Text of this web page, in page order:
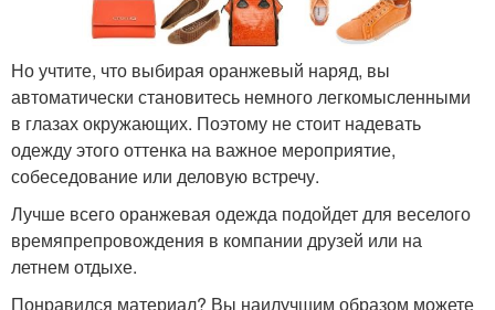
Но учтите, что выбирая оранжевый наряд, вы
автоматически становитесь немного легкомысленными
в глазах окружающих. Поэтому не стоит надевать
одежду этого оттенка на важное мероприятие,
собеседование или деловую встречу.
Лучше всего оранжевая одежда подойдет для веселого
времяпрепровождения в компании друзей или на
летнем отдыхе.
Понравился материал? Вы наилучшим образом можете